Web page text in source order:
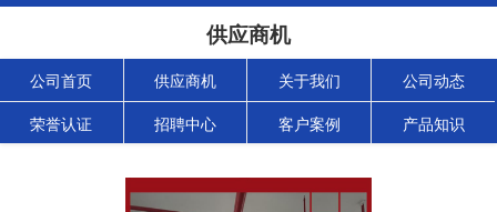
供应商机
公司首页 供应商机 关于我们 公司动态
荣誉认证 招聘中心 客户案例 产品知识